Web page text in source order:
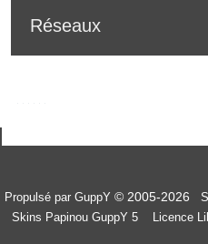
Réseaux
Propulsé par GuppY © 2005-2026
Skins Papinou GuppY 5
Licence